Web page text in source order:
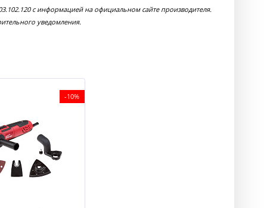
с информацией на официальном сайте производителя.
уведомления.
-10%